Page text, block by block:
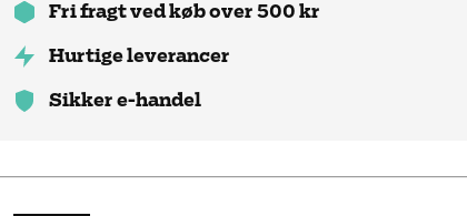
Fri fragt ved køb over 500 kr
Hurtige leverancer
Sikker e-handel